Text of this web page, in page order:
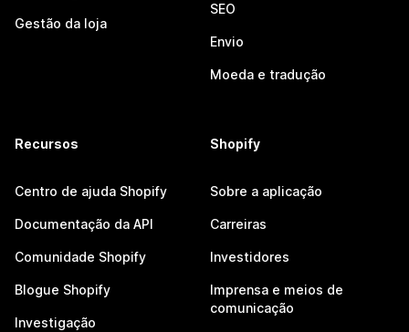
Gestão da loja
SEO
Envio
Moeda e tradução
Recursos
Centro de ajuda Shopify
Documentação da API
Comunidade Shopify
Blogue Shopify
Investigação
Shopify
Sobre a aplicação
Carreiras
Investidores
Imprensa e meios de
comunicação